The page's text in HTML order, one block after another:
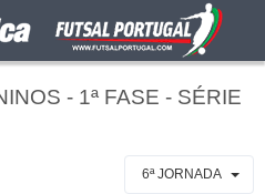
- 1ª FASE - SÉRIE
6ª JORNADA